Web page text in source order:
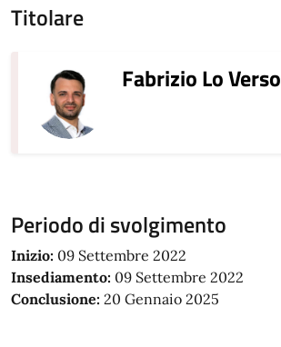
Titolare
Fabrizio Lo Verso
Periodo di svolgimento
Inizio: 09 Settembre 2022
Insediamento: 09 Settembre 2022
Conclusione: 20 Gennaio 2025